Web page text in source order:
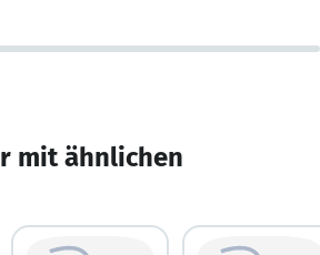
mit ähnlichen